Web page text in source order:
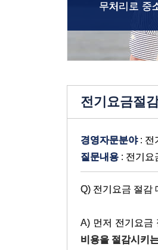
무처리로 중
전기요금절
경영자문분야: 전
질문내용 : 전기요
Q) 전기요금 절감
A) 먼저 전기요금
비용을 절감시키